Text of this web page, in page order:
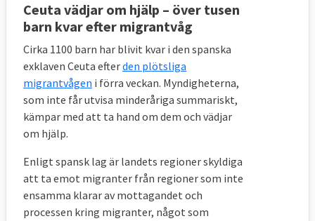
extra stora tillströmningar av migranter,
som 2015. Idén skrotas nu delvis och ersätts
med något kommissionen kallar
”obligatorisk solidaritet”.
Obligatorisk solidaritet ska användas för
EU-länder som kontinuerligt tar emot
migranter via sjöräddningsinsatser eller om
bedöms vara alltför stort. Alla EU-länder
måste då hjälpa till på minst ett av tre olika
sätt:
Ceuta vädjar om hjälp – över tusen
barn kvar efter migrantvåg
Cirka 1100 barn har blivit kvar i den spanska
exklaven Ceuta efterden plötsliga
migrantvågen i förra veckan. Myndigheterna,
som inte får utvisa minderåriga summariskt,
kämpar med att ta hand om dem och vädjar
om hjälp.
Enligt spansk lag är landets regioner skyldiga
att ta emot migranter från regioner som inte
ensamma klarar av mottagandet och
processen kring migranter, något som